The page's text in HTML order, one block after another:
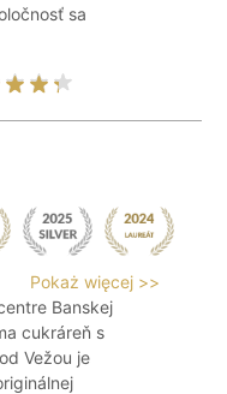
sa
Pokaż więcej >>
Banskej
cukráreň s
Vežou je